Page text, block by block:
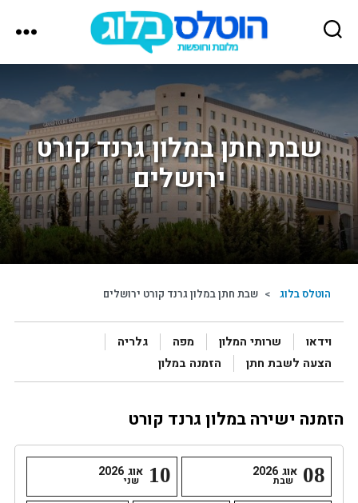
הוטלס
בלוג
שבת חתן במלון גרנד קורט
ירושלים
הוטלס בלוג > שבת חתן במלון גרנד קורט ירושלים
וידאו שרותי המלון מפה
גלריה
הצעה לשבת חתן
הזמנה במלון
הזמנה ישירה במלון גרנד קורט
08 אוג 2026
שבת 10 אוג 2026
שני